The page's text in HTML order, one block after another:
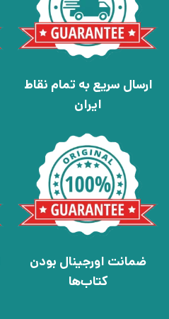
ارسال سریع به تمام نقاط
ایران
ضمانت اورجینال بودن
کتاب‌ها